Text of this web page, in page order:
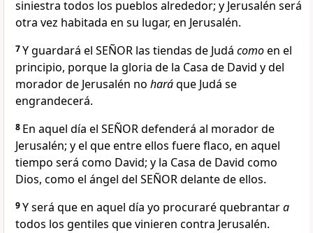
siniestra todos los pueblos alrededor; y Jerusalén será
otra vez habitada en su lugar, en Jerusalén.
7Y guardará el SEÑOR las tiendas de Judá comoen el
principio, porque la gloria de la Casa de David y del
morador de Jerusalén no haráque Judá se
engrandecerá.
8 En aquel día el SEÑOR defenderá al morador de
Jerusalén; y el que entre ellos fuere flaco, en aquel
tiempo será como David; y la Casa de David como
Dios, como el ángel del SEÑOR delante de ellos.
9Y será que en aquel día yo procuraré quebrantara
todos los gentiles que vinieren contra Jerusalén.